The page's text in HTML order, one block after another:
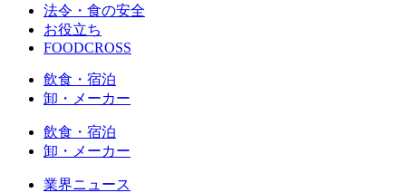
法令・食の安全
お役立ち
FOODCROSS
飲食・宿泊
卸・メーカー
飲食・宿泊
卸・メーカー
業界ニュース